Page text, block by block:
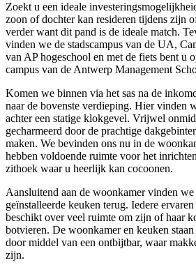
Zoekt u een ideale
zoon of dochter kan resideren tijdens zijn
verder want dit pand is de ideale match.
vinden we de stadscampus van de UA,
van AP hogeschool en met de fiets bent u
campus van de Antwerp Management
Komen we binnen via het sas na de
naar de bovenste verdieping. Hier vinden
achter een statige klokgevel. Vrijwel
gecharmeerd door de prachtige
maken. We bevinden ons nu in de
hebben voldoende ruimte voor het
zithoek waar u heerlijk kan cocoonen.
Aansluitend aan de woonkamer vinden
geïnstalleerde keuken terug. Iedere
beschikt over veel ruimte om zijn of haar
botvieren. De woonkamer en keuken
door middel van een ontbijtbar, waar
zijn.